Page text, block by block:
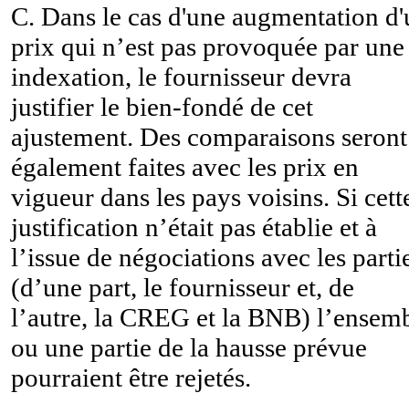
C. Dans le cas d'une augmentation
prix qui n’est pas provoquée par une
indexation, le fournisseur devra
justifier le bien-fondé de cet
ajustement. Des comparaisons seront
également faites avec les prix en
vigueur dans les pays voisins. Si
justification n’était pas établie et à
l’issue de négociations avec les
(d’une part, le fournisseur et, de
l’autre, la CREG et la BNB)
ou une partie de la hausse prévue
pourraient être rejetés.